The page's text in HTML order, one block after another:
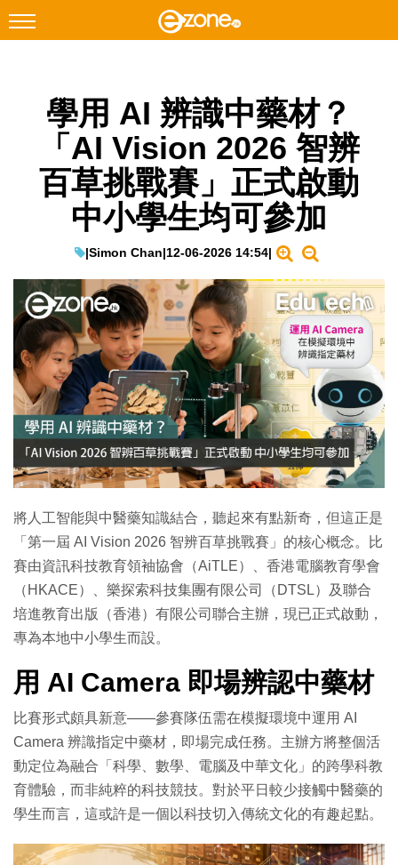
Facebook Instagram
網絡生活
EduTech
IT Times
生成式AI與雲端應用
Enterprise Digital Transformation
特集
學用 AI 辨識中藥材？
「AI Vision 2026 智辨
百草挑戰賽」正式啟動
中小學生均可參加
|Simon Chan|12-06-2026 14:54|
將人工智能與中醫藥知識結合，聽起來有點新奇，但這正是
「第一屆 AI Vision 2026 智辨百草挑戰賽」的核心概念。比
賽由資訊科技教育領袖協會（AiTLE）、香港電腦教育學會
（HKACE）、樂探索科技集團有限公司（DTSL）及聯合
培進教育出版（香港）有限公司聯合主辦，現已正式啟動，
專為本地中小學生而設。
用 AI Camera 即場辨認中藥材
比賽形式頗具新意——參賽隊伍需在模擬環境中運用 AI
Camera 辨識指定中藥材，即場完成任務。主辦方將整個活
動定位為融合「科學、數學、電腦及中華文化」的跨學科教
育體驗，而非純粹的科技競技。對於平日較少接觸中醫藥的
學生而言，這或許是一個以科技切入傳統文化的有趣起點。